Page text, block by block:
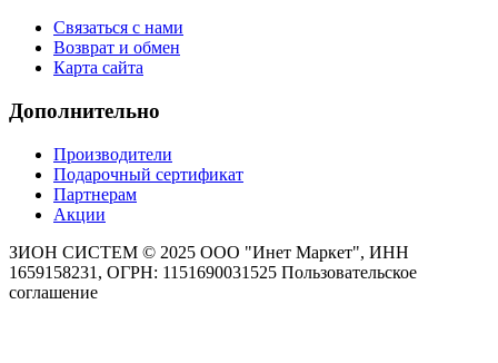
Связаться с нами
Возврат и обмен
Карта сайта
Дополнительно
Производители
Подарочный сертификат
Партнерам
Акции
ЗИОН СИСТЕМ © 2025 ООО "Инет Маркет", ИНН
1659158231, ОГРН: 1151690031525 Пользовательское
соглашение